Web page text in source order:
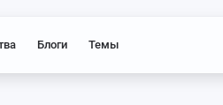
Блоги Темы